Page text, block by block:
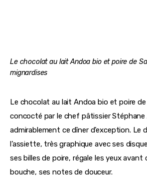
Le chocolat au lait Andoa bio et poire de
mignardises
Le chocolat au lait Andoa bio et poire
concocté par le chef pâtissier
admirablement ce dîner d’exception. Le
l’assiette, très graphique avec ses
ses billes de poire, régale les yeux avant
bouche, ses notes de douceur.